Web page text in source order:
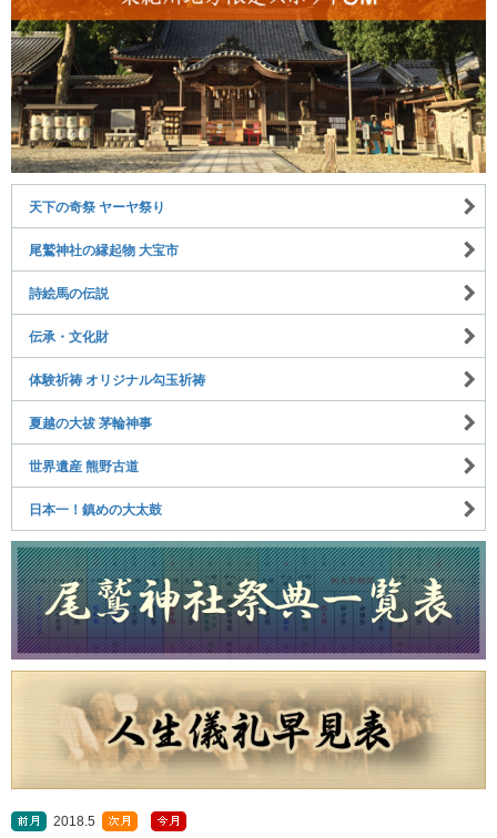
天下の奇祭 ヤーヤ祭り
尾鷲神社の縁起物 大宝市
詩絵馬の伝説
伝承・文化財
体験祈祷 オリジナル勾玉祈祷
夏越の大祓 茅輪神事
世界遺産 熊野古道
日本一！鎮めの大太鼓
2018.5